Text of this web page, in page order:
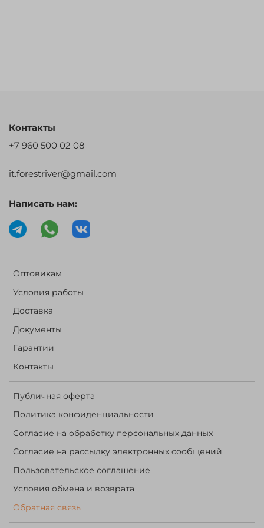
Оптовикам
Условия работы
Доставка
Документы
Гарантии
Контакты
Публичная оферта
Политика конфиденциальности
Согласие на обработку персональных данных
Согласие на рассылку электронных сообщений
Пользовательское соглашение
Условия обмена и возврата
Обратная связь
Контакты
+7 960 500 02 08
it.forestriver@gmail.com
Написать нам: